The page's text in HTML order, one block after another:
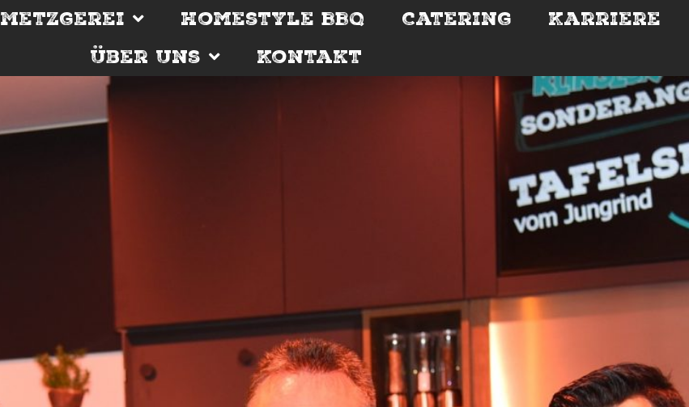
Metzgerei Homestyle BBQ Catering
Karriere
Über Uns
Kontakt